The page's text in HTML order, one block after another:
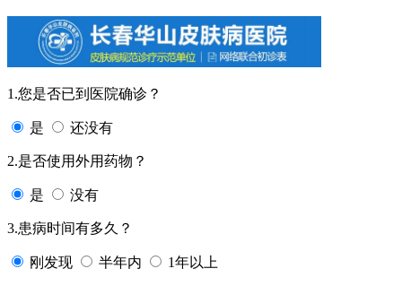
1.您是否已到医院确诊？
是 还没有
2.是否使用外用药物？
是 没有
3.患病时间有多久？
刚发现 半年内 1年以上